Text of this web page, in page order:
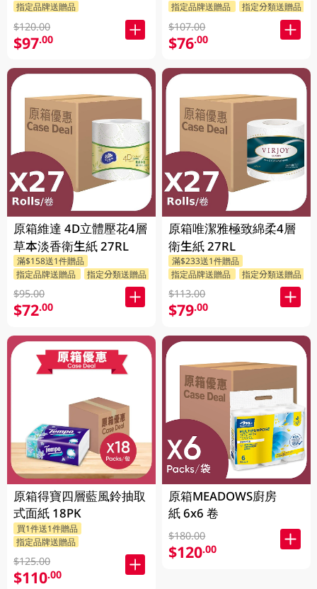
指定品牌送贈品
$120.00
$97.00
原箱維達 4D立體壓花4層
草本淡香衛生紙 27RL
滿$158送1件贈品
指定品牌送贈品
指定分類送贈品
$95.00
$72.00
原箱得寶四層藍風鈴抽取
式面紙 18PK
買1件送1件贈品
指定品牌送贈品
$125.00
$110.00
指定品牌送贈品
指定分類送贈品
$107.00
$76.00
原箱唯潔雅極致綿柔4層
衛生紙 27RL
滿$233送1件贈品
指定品牌送贈品
指定分類送贈品
$113.00
$79.00
原箱MEADOWS廚房
紙 6x6 卷
$180.00
$120.00